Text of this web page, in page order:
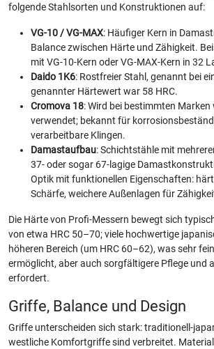
folgende Stahlsorten und Konstruktionen auf:
VG-10 / VG-MAX: Häufiger Kern in
Balance zwischen Härte und Zähigkeit.
mit VG-10-Kern oder VG-MAX-Kern in 32
Daido 1K6: Rostfreier Stahl, genannt bei
genannter Härtewert war 58 HRC.
Cromova 18: Wird bei bestimmten Marken
verwendet; bekannt für
verarbeitbare Klingen.
Damastaufbau: Schichtstähle mit
37- oder sogar 67-lagige
Optik mit funktionellen Eigenschaften:
Schärfe, weichere Außenlagen für
Die Härte von Profi-Messern bewegt sich
von etwa HRC 50–70; viele hochwertige
höheren Bereich (um HRC 60–62), was sehr
ermöglicht, aber auch sorgfältigere Pflege und
erfordert.
Griffe, Balance und Design
Griffe unterscheiden sich stark: traditionell-
westliche Komfortgriffe sind verbreitet.